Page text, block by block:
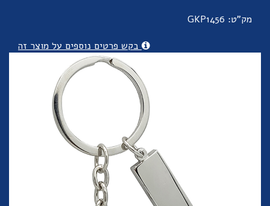
מק"ט: GKP1456
בקש פרטים נוספים על מוצר זה